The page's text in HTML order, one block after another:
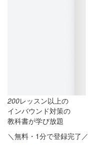
200レッスン以上の
インバウンド対策の
教科書が学び放題
＼無料・1分で登録完了／